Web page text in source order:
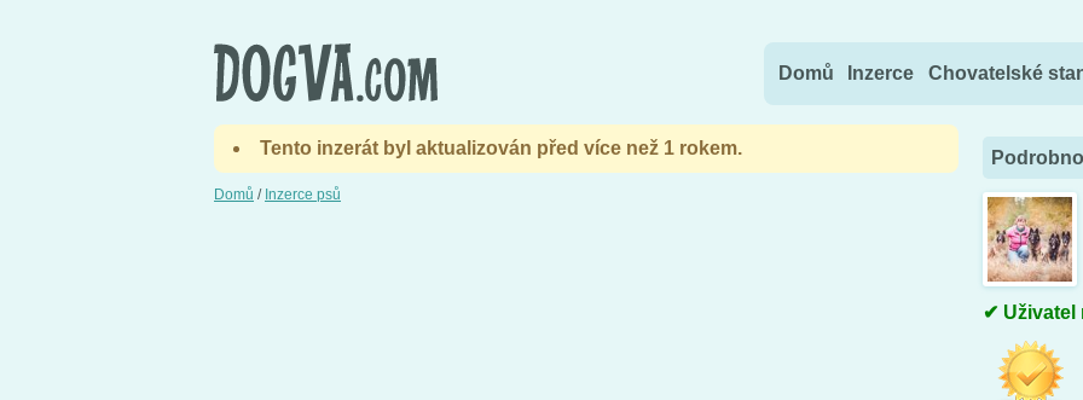
Domů Inzerce Chovatelské
Tento inzerát byl aktualizován před více než 1 rokem.
Domů / Inzerce psů
Uživatel